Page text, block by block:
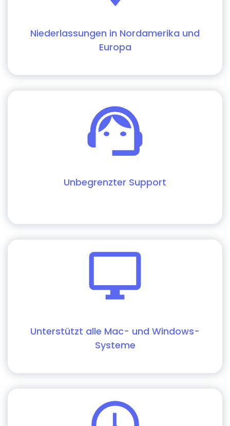
Niederlassungen in Nordamerika und
Europa
Unbegrenzter Support
Unterstützt alle Mac- und Windows-
Systeme